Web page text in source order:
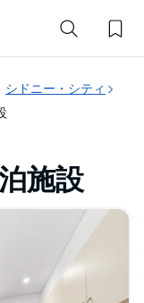
シドニー・シティ
施設